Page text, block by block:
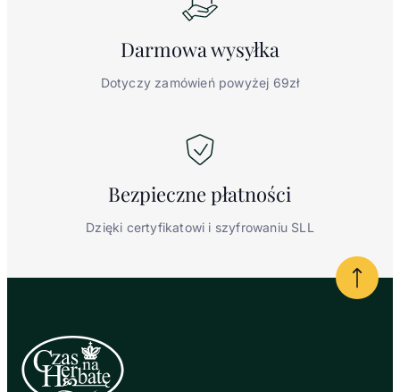
Darmowawysyłka
Dotyczy zamówień powyżej 69zł
Bezpiecznepłatności
Dzięki certyfikatowi i szyfrowaniu SLL